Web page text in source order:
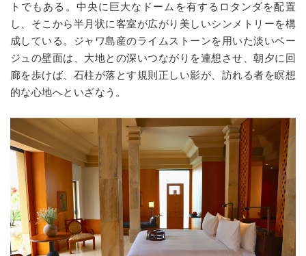
トでもある。中央に巨大なドームを有するロタンダを配置
し、そこから半月状に客室が広がり美しいシンメトリーを構
成している。ジャワ島産のライムストーンを用いた淡いベー
ジュの壁面は、大地との深いつながりを連想させ、朝夕に回
廊を歩けば、石柱が落とす規則正しい影が、訪れる者を瞑想
的な心地へといざなう。